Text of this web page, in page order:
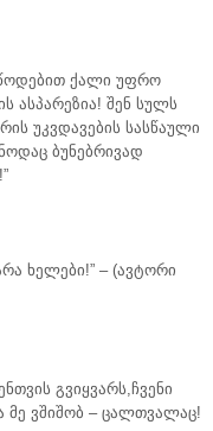
ქალი უფრო
ასპარეზია! შენ სულს
უკვდავების სასწაული
ბუნებრივად
ხელები!” – (ავტორი
გვიყვარს,ჩვენი
მე ვშიშობ – ცალთვალაც!